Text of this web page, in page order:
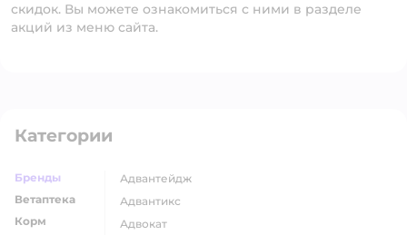
скидок. Вы можете ознакомиться с ними в разделе
акций из меню сайта.
Категории
Бренды
Ветаптека
Корм
адвантейдж
адвантикс
адвокат